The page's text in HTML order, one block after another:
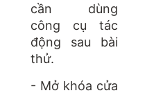
cần dùng
công cụ tác
động sau bài
thử.
- Mở khóa cửa